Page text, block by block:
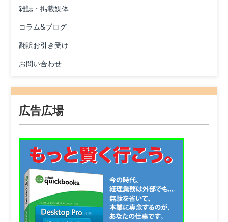
雑誌・掲載媒体
コラム&ブログ
翻訳お引き受け
お問い合わせ
広告広場